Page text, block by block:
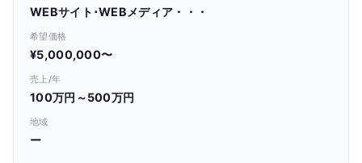
WEBサイト･WEBメディア・・・
希望価格
¥5,000,000〜
売上/年
100万円～500万円
地域
ー